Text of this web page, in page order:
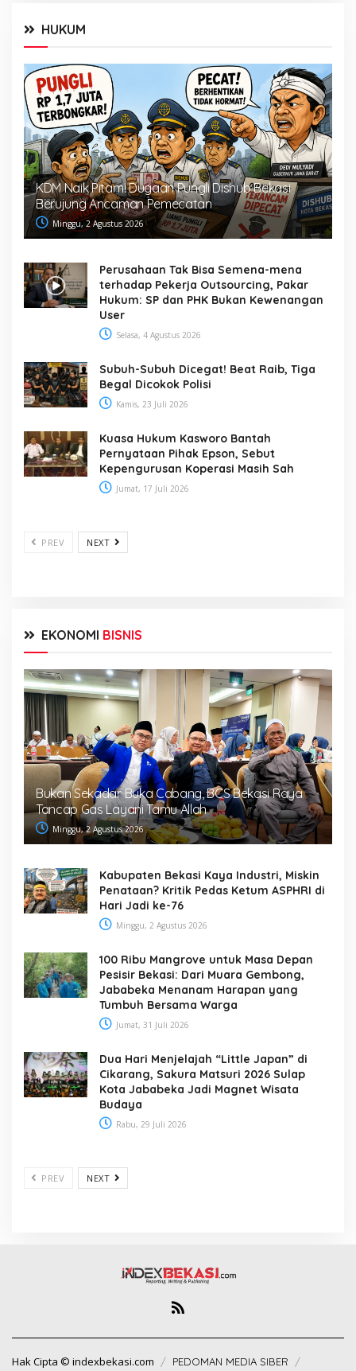
HUKUM
KDM Naik Pitam! Dugaan Pungli Dishub Bekasi
Berujung Ancaman Pemecatan
Minggu, 2 Agustus 2026
Perusahaan Tak Bisa Semena-mena
terhadap Pekerja Outsourcing, Pakar
Hukum: SP dan PHK Bukan Kewenangan
User
Selasa, 4 Agustus 2026
Subuh-Subuh Dicegat! Beat Raib, Tiga
Begal Dicokok Polisi
Kamis, 23 Juli 2026
Kuasa Hukum Kasworo Bantah
Pernyataan Pihak Epson, Sebut
Kepengurusan Koperasi Masih Sah
Jumat, 17 Juli 2026
PREV NEXT
EKONOMI BISNIS
Bukan Sekadar Buka Cabang, BCS Bekasi Raya
Tancap Gas Layani Tamu Allah
Minggu, 2 Agustus 2026
Kabupaten Bekasi Kaya Industri, Miskin
Penataan? Kritik Pedas Ketum ASPHRI di
Hari Jadi ke-76
Minggu, 2 Agustus 2026
100 Ribu Mangrove untuk Masa Depan
Pesisir Bekasi: Dari Muara Gembong,
Jababeka Menanam Harapan yang
Tumbuh Bersama Warga
Jumat, 31 Juli 2026
Dua Hari Menjelajah “Little Japan” di
Cikarang, Sakura Matsuri 2026 Sulap
Kota Jababeka Jadi Magnet Wisata
Budaya
Rabu, 29 Juli 2026
PREV NEXT
Hak Cipta © indexbekasi.com
PEDOMAN MEDIA SIBER